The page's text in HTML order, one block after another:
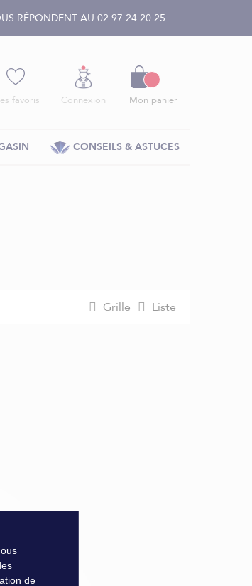
RÉPONDENT AU 02 97 24 20 25
favoris Connexion Mon panier
CONSEILS & ASTUCES
Grille Liste
de